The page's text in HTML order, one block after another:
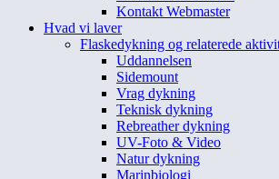
Kontakt Webmaster
Hvad vi laver
Flaskedykning og relaterede
Uddannelsen
Sidemount
Vrag dykning
Teknisk dykning
Rebreather dykning
UV-Foto & Video
Natur dykning
Marinbiologi